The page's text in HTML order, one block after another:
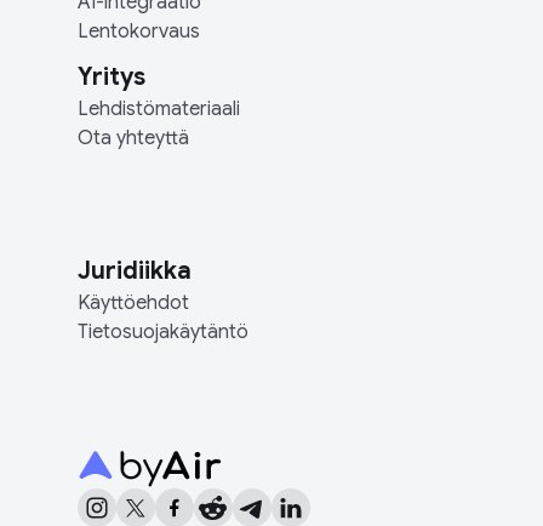
Lentokorvaus
Yritys
Lehdistömateriaali
Ota yhteyttä
Juridiikka
Käyttöehdot
Tietosuojakäytäntö